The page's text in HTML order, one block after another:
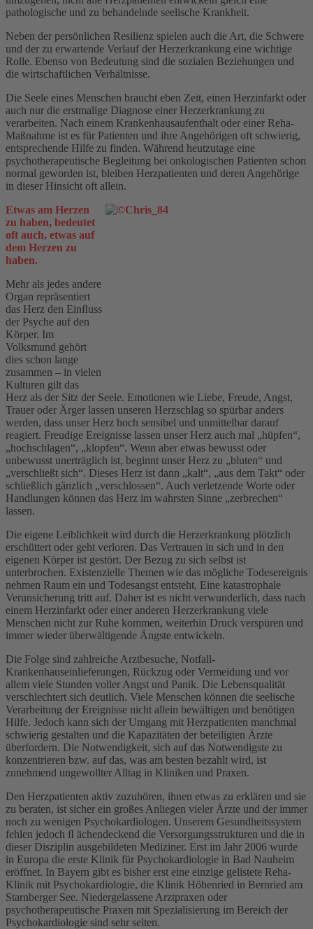
pathologische und zu behandelnde seelische Krankheit.
Neben der persönlichen Resilienz spielen auch die Art, die Schwere
und der zu erwartende Verlauf der Herzerkrankung eine wichtige
Rolle. Ebenso von Bedeutung sind die sozialen Beziehungen und
die wirtschaftlichen Verhältnisse.
Die Seele eines Menschen braucht eben Zeit, einen Herzinfarkt oder
auch nur die erstmalige Diagnose einer Herzerkrankung zu
verarbeiten. Nach einem Krankenhausaufenthalt oder einer Reha-
Maßnahme ist es für Patienten und ihre Angehörigen oft schwierig,
entsprechende Hilfe zu finden. Während heutzutage eine
psychotherapeutische Begleitung bei onkologischen Patienten schon
normal geworden ist, bleiben Herzpatienten und deren Angehörige
in dieser Hinsicht oft allein.
Etwas am Herzen
zu haben, bedeutet
oft auch, etwas auf
dem Herzen zu
haben.
Mehr als jedes andere
Organ repräsentiert
das Herz den Einﬂuss
der Psyche auf den
Körper. Im
Volksmund gehört
dies schon lange
zusammen – in vielen
Kulturen gilt das
Herz als der Sitz der Seele. Emotionen wie Liebe, Freude, Angst,
Trauer oder Ärger lassen unseren Herzschlag so spürbar anders
werden, dass unser Herz hoch sensibel und unmittelbar darauf
reagiert. Freudige Ereignisse lassen unser Herz auch mal „hüpfen“,
„hochschlagen“, „klopfen“. Wenn aber etwas bewusst oder
unbewusst unerträglich ist, beginnt unser Herz zu „bluten“ und
„verschließt sich“. Dieses Herz ist dann „kalt“, „aus dem Takt“ oder
schließlich gänzlich „verschlossen“. Auch verletzende Worte oder
Handlungen können das Herz im wahrsten Sinne „zerbrechen“
lassen.
Die eigene Leiblichkeit wird durch die Herzerkrankung plötzlich
erschüttert oder geht verloren. Das Vertrauen in sich und in den
eigenen Körper ist gestört. Der Bezug zu sich selbst ist
unterbrochen. Existenzielle Themen wie das mögliche Todesereignis
nehmen Raum ein und Todesangst entsteht. Eine katastrophale
Verunsicherung tritt auf. Daher ist es nicht verwunderlich, dass nach
einem Herzinfarkt oder einer anderen Herzerkrankung viele
Menschen nicht zur Ruhe kommen, weiterhin Druck verspüren und
immer wieder überwältigende Ängste entwickeln.
Die Folge sind zahlreiche Arztbesuche, Notfall-
Krankenhauseinlieferungen, Rückzug oder Vermeidung und vor
allem viele Stunden voller Angst und Panik. Die Lebensqualität
verschlechtert sich deutlich. Viele Menschen können die seelische
Verarbeitung der Ereignisse nicht allein bewältigen und benötigen
Hilfe. Jedoch kann sich der Umgang mit Herzpatienten manchmal
schwierig gestalten und die Kapazitäten der beteiligten Ärzte
überfordern. Die Notwendigkeit, sich auf das Notwendigste zu
konzentrieren bzw. auf das, was am besten bezahlt wird, ist
zunehmend ungewollter Alltag in Kliniken und Praxen.
Den Herzpatienten aktiv zuzuhören, ihnen etwas zu erklären und sie
zu beraten, ist sicher ein großes Anliegen vieler Ärzte und der immer
noch zu wenigen Psychokardiologen. Unserem Gesundheitssystem
fehlen jedoch ﬂ ächendeckend die Versorgungsstrukturen und die in
dieser Disziplin ausgebildeten Mediziner. Erst im Jahr 2006 wurde
in Europa die erste Klinik für Psychokardiologie in Bad Nauheim
eröffnet. In Bayern gibt es bisher erst eine einzige gelistete Reha-
Klinik mit Psychokardiologie, die Klinik Höhenried in Bernried am
Starnberger See. Niedergelassene Arztpraxen oder
psychotherapeutische Praxen mit Spezialisierung im Bereich der
Psychokardiologie sind sehr selten.